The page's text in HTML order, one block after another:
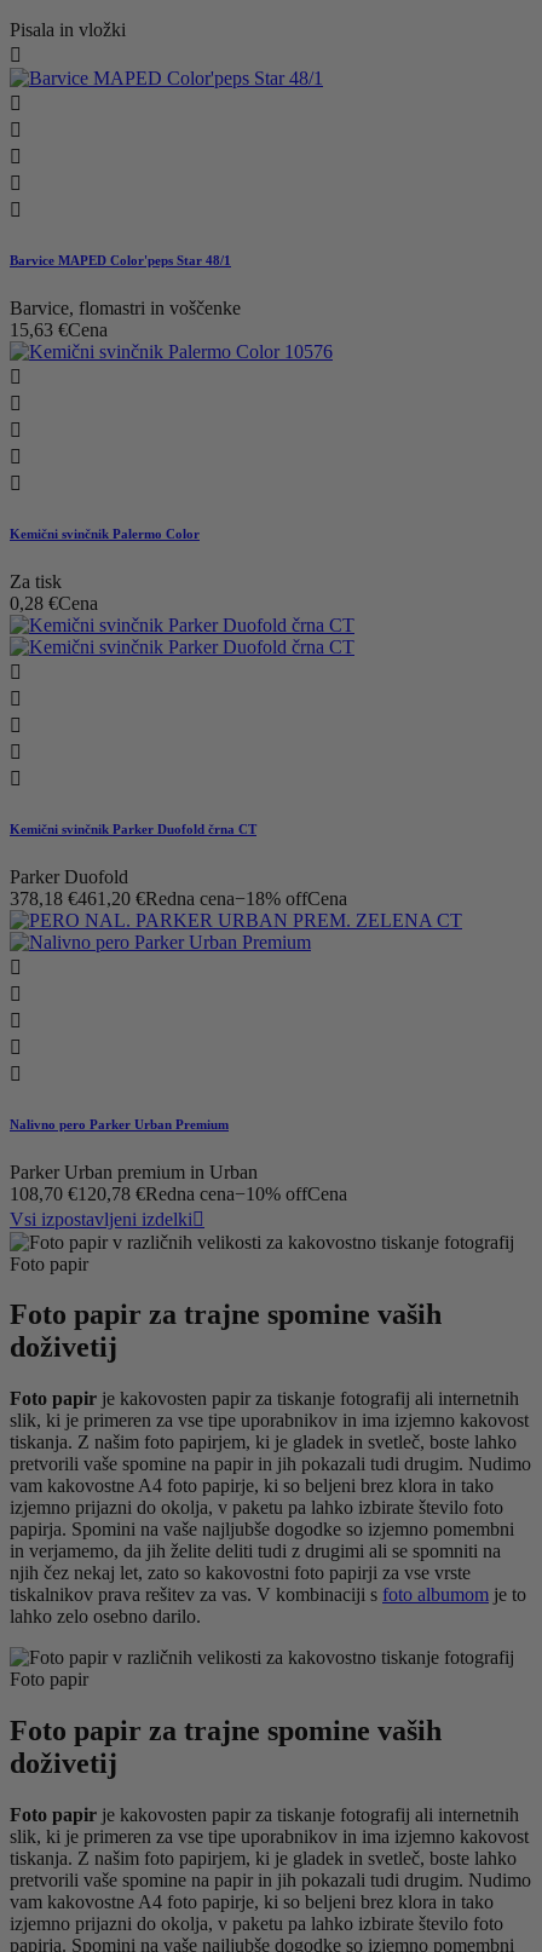
Pisala in vložki






Barvice MAPED Color'peps Star 48/1
Barvice, flomastri in voščenke
15,63 €Cena





Kemični svinčnik Palermo Color
Za tisk
0,28 €Cena





Kemični svinčnik Parker Duofold črna CT
Parker Duofold
378,18 €461,20 €Redna cena−18% offCena





Nalivno pero Parker Urban Premium
Parker Urban premium in Urban
108,70 €120,78 €Redna cena−10% offCena
Vsi izpostavljeni izdelki
Foto papir
Foto papir za trajne spomine vaših
doživetij
Foto papir je kakovosten papir za tiskanje fotografij ali internetnih
slik, ki je primeren za vse tipe uporabnikov in ima izjemno kakovost
tiskanja. Z našim foto papirjem, ki je gladek in svetleč, boste lahko
pretvorili vaše spomine na papir in jih pokazali tudi drugim. Nudimo
vam kakovostne A4 foto papirje, ki so beljeni brez klora in tako
izjemno prijazni do okolja, v paketu pa lahko izbirate število foto
papirja. Spomini na vaše najljubše dogodke so izjemno pomembni
in verjamemo, da jih želite deliti tudi z drugimi ali se spomniti na
njih čez nekaj let, zato so kakovostni foto papirji za vse vrste
tiskalnikov prava rešitev za vas. V kombinaciji s foto albumom je to
lahko zelo osebno darilo.
Foto papir
Foto papir za trajne spomine vaših
doživetij
Foto papir je kakovosten papir za tiskanje fotografij ali internetnih
slik, ki je primeren za vse tipe uporabnikov in ima izjemno kakovost
tiskanja. Z našim foto papirjem, ki je gladek in svetleč, boste lahko
pretvorili vaše spomine na papir in jih pokazali tudi drugim. Nudimo
vam kakovostne A4 foto papirje, ki so beljeni brez klora in tako
izjemno prijazni do okolja, v paketu pa lahko izbirate število foto
papirja. Spomini na vaše najljubše dogodke so izjemno pomembni